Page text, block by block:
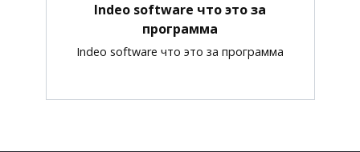
Indeo software что это за
программа
Indeo software что это за программа